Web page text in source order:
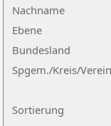
Nachname
Ebene
Sortierung
Bundesland
Spgem./Kreis/Verein